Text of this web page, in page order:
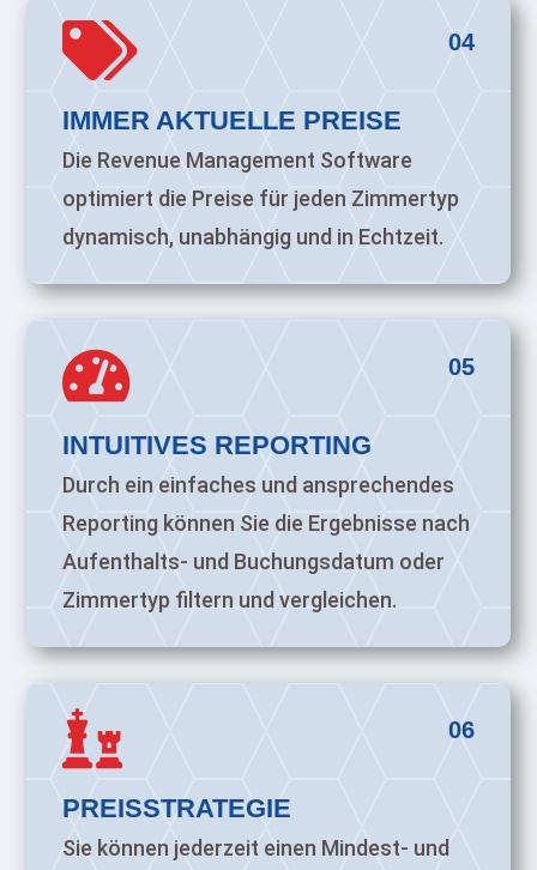
04

IMMER AKTUELLE PREISE
Die Revenue Management Software
optimiert die Preise für jeden Zimmertyp
dynamisch, unabhängig und in Echtzeit.
05

INTUITIVES REPORTING
Durch ein einfaches und ansprechendes
Reporting können Sie die Ergebnisse nach
Aufenthalts- und Buchungsdatum oder
Zimmertyp filtern und vergleichen.
06

PREISSTRATEGIE
Sie können jederzeit einen Mindest- und